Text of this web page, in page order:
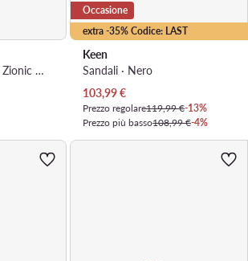
Scarpe da trekking · Zionic Wp 1031133 · Rosa
extra -35% Codice: LAST
Occasione
Keen
Sandali · Nero
Prezzo attuale
103,99€
Prezzo regolare119,99 €-13%
Prezzo più basso108,99 €-4%